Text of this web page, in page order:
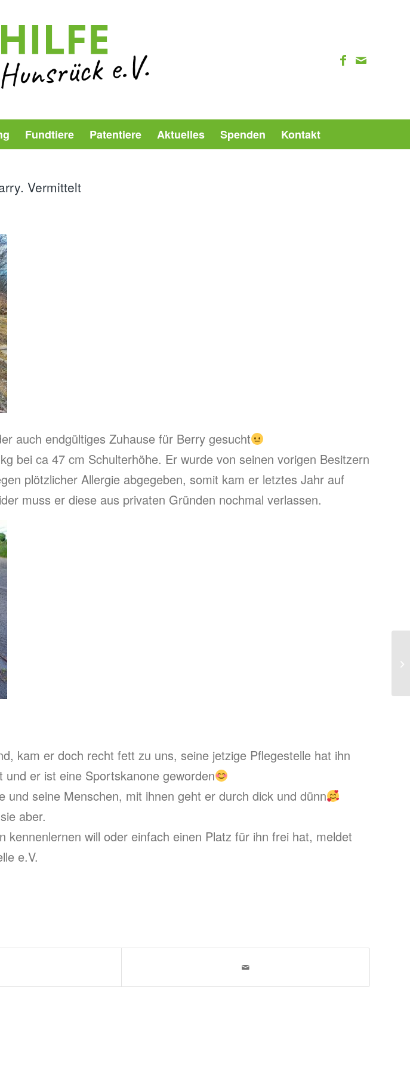
Fundtiere Patentiere Aktuelles Spenden Kontakt
Vermittelt
auch endgültiges Zuhause für Berry gesucht
bei ca 47 cm Schulterhöhe. Er wurde von seinen vorigen Besitzern
plötzlicher Allergie abgegeben, somit kam er letztes Jahr auf
muss er diese aus privaten Gründen nochmal verlassen.
kam er doch recht fett zu uns, seine jetzige Pflegestelle hat ihn
er ist eine Sportskanone geworden
und seine Menschen, mit ihnen geht er durch dick und dünn
aber.
kennenlernen will oder einfach einen Platz für ihn frei hat, meldet
e.V.